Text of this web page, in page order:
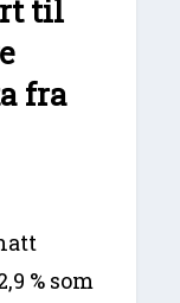
til
fra
% som